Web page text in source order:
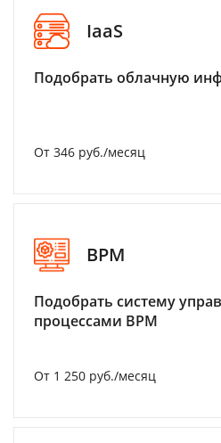
IaaS
Подобрать облачную
От 346 руб./месяц
BPM
Подобрать систему
процессами BPM
От 1 250 руб./месяц